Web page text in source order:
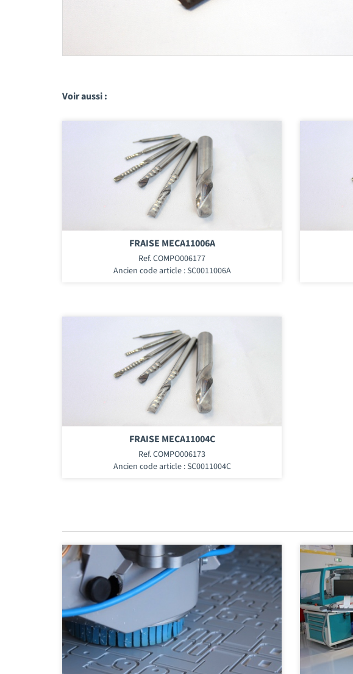
Voir aussi :
FRAISE MECA11006A
Ref. COMPO006177
Ancien code article : SC0011006A
FRAISE MECA11004C
Ref. COMPO006173
Ancien code article : SC0011004C